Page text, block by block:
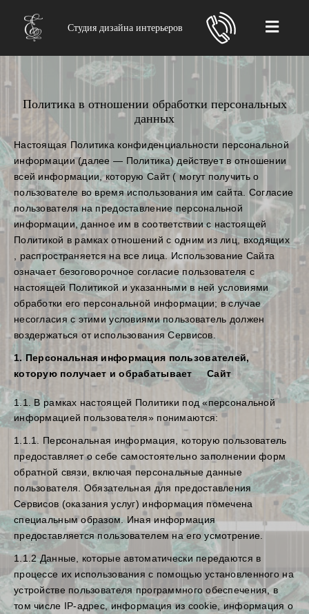
Студия дизайна интерьеров
Политика в отношении обработки персональных
данных
Настоящая Политика конфиденциальности персональной
информации (далее — Политика) действует в отношении
всей информации, которую Сайт ( могут получить о
пользователе во время использования им сайта. Согласие
пользователя на предоставление персональной
информации, данное им в соответствии с настоящей
Политикой в рамках отношений с одним из лиц, входящих
, распространяется на все лица. Использование Сайта
означает безоговорочное согласие пользователя с
настоящей Политикой и указанными в ней условиями
обработки его персональной информации; в случае
несогласия с этими условиями пользователь должен
воздержаться от использования Сервисов.
1. Персональная информация пользователей,
которую получает и обрабатывает Сайт
1.1. В рамках настоящей Политики под «персональной
информацией пользователя» понимаются:
1.1.1. Персональная информация, которую пользователь
предоставляет о себе самостоятельно заполнении форм
обратной связи, включая персональные данные
пользователя. Обязательная для предоставления
Сервисов (оказания услуг) информация помечена
специальным образом. Иная информация
предоставляется пользователем на его усмотрение.
1.1.2 Данные, которые автоматически передаются в
процессе их использования с помощью установленного на
устройстве пользователя программного обеспечения, в
том числе IP-адрес, информация из cookie, информация о